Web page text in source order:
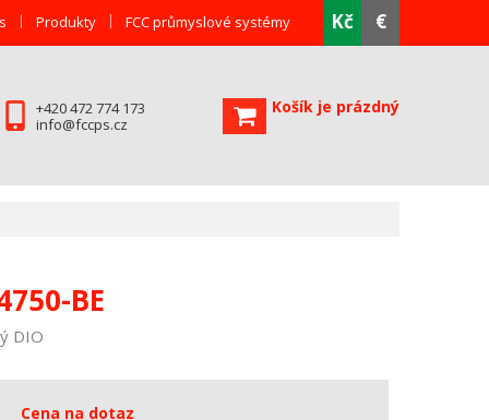
Kč €
Produkty FCC průmyslové systémy
Košík je prázdný
+420 472 774 173
info@fccps.cz
BE
DIO
Cena na dotaz